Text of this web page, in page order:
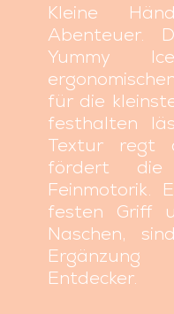
Kleine
Abenteuer.
Yummy
für die
festhalten
Textur regt
fördert die
Feinmotorik.
festen Griff
Naschen,
Entdecker.